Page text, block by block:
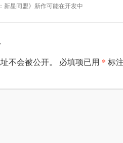
新星同盟》新作可能在开发中
不会被公开。 必填项已用 * 标注